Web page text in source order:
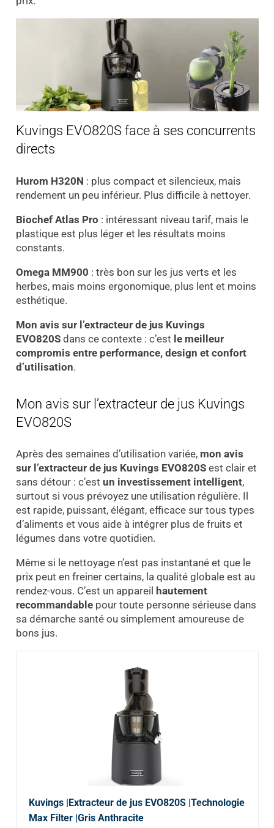
Kuvings EVO820S face à ses concurrents
directs
Hurom H320N : plus compact et silencieux, mais
rendement un peu inférieur. Plus difficile à nettoyer.
Biochef Atlas Pro : intéressant niveau tarif, mais le
plastique est plus léger et les résultats moins
constants.
Omega MM900 : très bon sur les jus verts et les
herbes, mais moins ergonomique, plus lent et moins
esthétique.
Mon avis sur l’extracteur de jus Kuvings
EVO820Sdans ce contexte : c’est le meilleur
compromis entre performance, design et confort
d’utilisation.
Mon avis sur l’extracteur de jus Kuvings
EVO820S
Après des semaines d’utilisation variée, mon avis
sur l’extracteur de jus Kuvings EVO820Sest clair et
sans détour : c’est un investissement intelligent,
surtout si vous prévoyez une utilisation régulière. Il
est rapide, puissant, élégant, efficace sur tous types
d’aliments et vous aide à intégrer plus de fruits et
légumes dans votre quotidien.
Même si le nettoyage n’est pas instantané et que le
prix peut en freiner certains, la qualité globale est au
rendez-vous. C’est un appareil hautement
recommandablepour toute personne sérieuse dans
sa démarche santé ou simplement amoureuse de
bons jus.
Kuvings |Extracteur de jus EVO820S |Technologie
Max Filter |Gris Anthracite